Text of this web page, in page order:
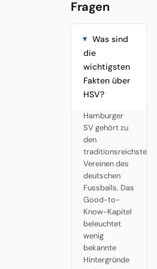
Fragen
Was sind
die
wichtigsten
Fakten über
HSV?
Hamburger
SV gehört zu
den
traditionsreichsten
Vereinen des
deutschen
Fussballs. Das
Good-to-
Know-Kapitel
beleuchtet
wenig
bekannte
Hintergründe